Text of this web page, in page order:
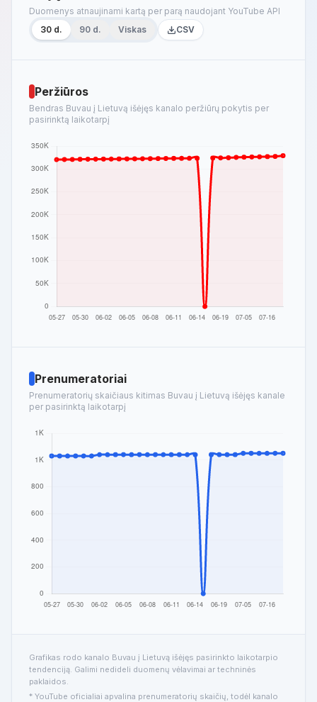
Duomenys atnaujinami kartą per parą naudojant YouTube API
30 d.
90 d. Viskas CSV
Peržiūros
Bendras Buvau į Lietuvą išėjęs kanalo peržiūrų pokytis per
pasirinktą laikotarpį
Prenumeratoriai
Prenumeratorių skaičiaus kitimas Buvau į Lietuvą išėjęs kanale
per pasirinktą laikotarpį
Grafikas rodo kanalo Buvau į Lietuvą išėjęs pasirinkto laikotarpio
tendenciją. Galimi nedideli duomenų vėlavimai ar techninės
paklaidos.
* YouTube oficialiai apvalina prenumeratorių skaičių, todėl kanalo